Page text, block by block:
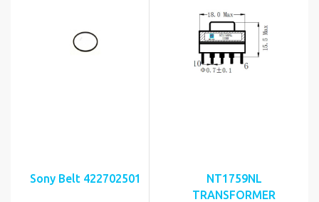
Sony Belt 422702501
NT1759NL
TRANSFORMER